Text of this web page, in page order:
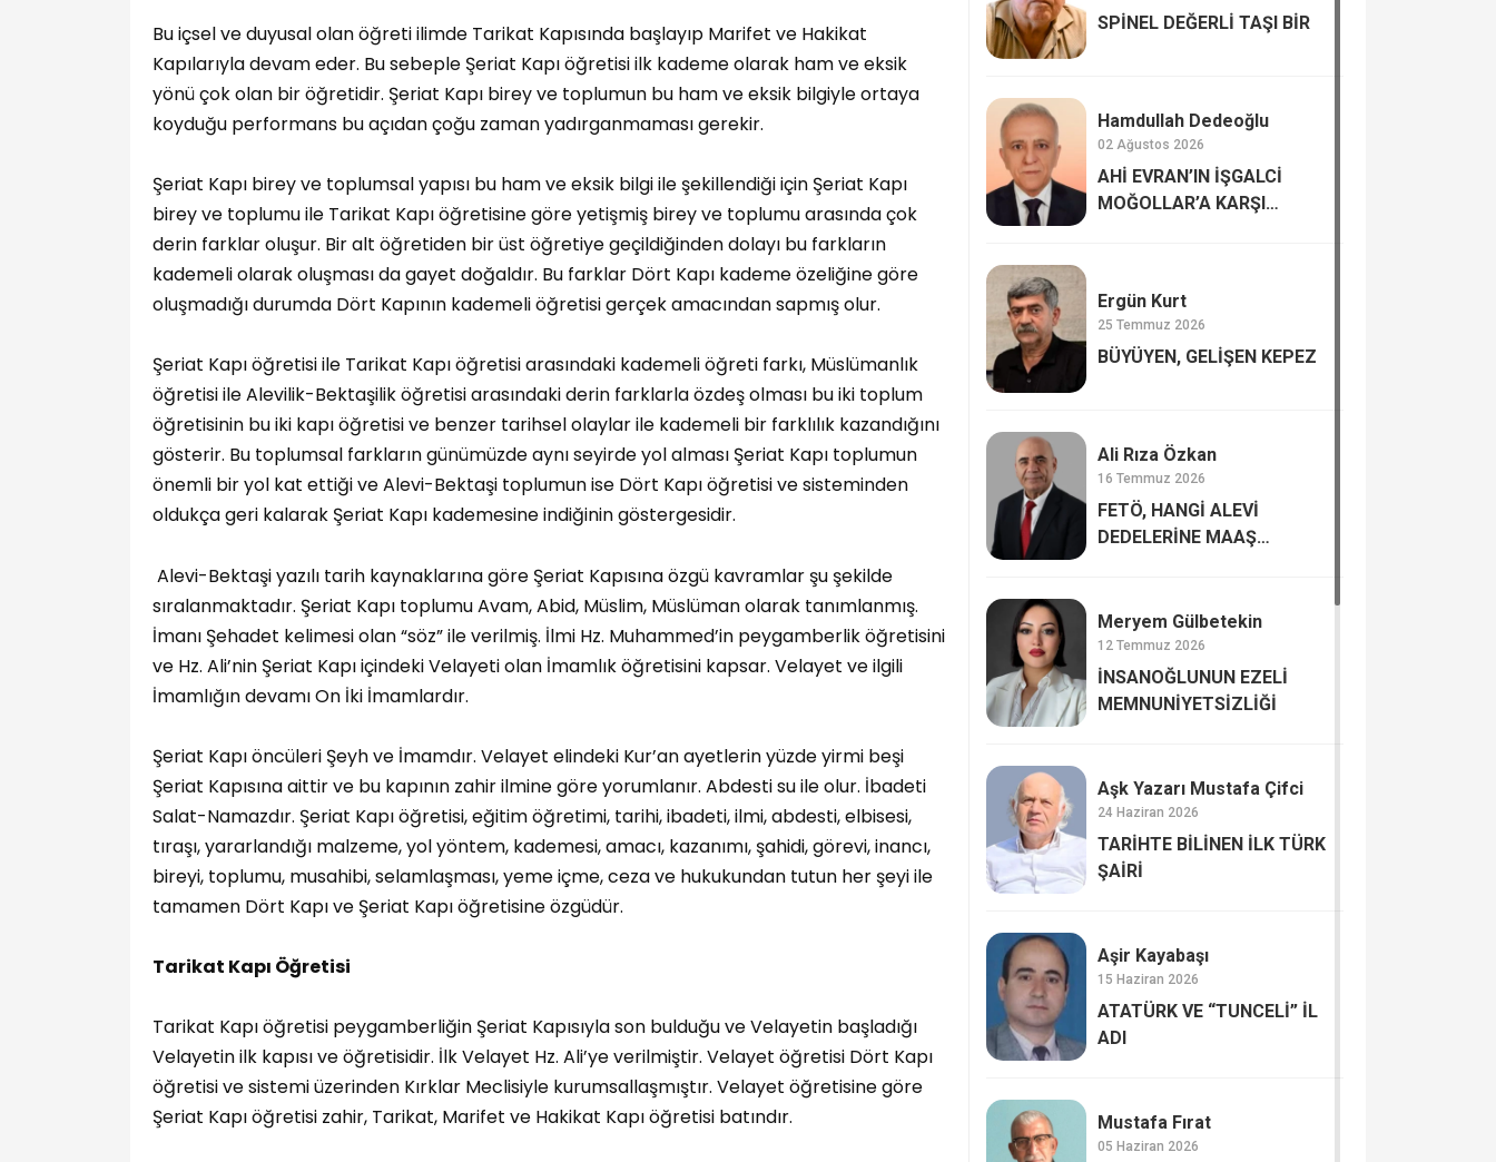
Bu içsel ve duyusal olan öğreti ilimde Tarikat Kapısında başlayıp Marifet ve Hakikat
Kapılarıyla devam eder. Bu sebeple Şeriat Kapı öğretisi ilk kademe olarak ham ve eksik
yönü çok olan bir öğretidir. Şeriat Kapı birey ve toplumun bu ham ve eksik bilgiyle ortaya
koyduğu performans bu açıdan çoğu zaman yadırganmaması gerekir.
Şeriat Kapı birey ve toplumsal yapısı bu ham ve eksik bilgi ile şekillendiği için Şeriat Kapı
birey ve toplumu ile Tarikat Kapı öğretisine göre yetişmiş birey ve toplumu arasında çok
derin farklar oluşur. Bir alt öğretiden bir üst öğretiye geçildiğinden dolayı bu farkların
kademeli olarak oluşması da gayet doğaldır. Bu farklar Dört Kapı kademe özeliğine göre
oluşmadığı durumda Dört Kapının kademeli öğretisi gerçek amacından sapmış olur.
Şeriat Kapı öğretisi ile Tarikat Kapı öğretisi arasındaki kademeli öğreti farkı, Müslümanlık
öğretisi ile Alevilik-Bektaşilik öğretisi arasındaki derin farklarla özdeş olması bu iki toplum
öğretisinin bu iki kapı öğretisi ve benzer tarihsel olaylar ile kademeli bir farklılık kazandığını
gösterir. Bu toplumsal farkların günümüzde aynı seyirde yol alması Şeriat Kapı toplumun
önemli bir yol kat ettiği ve Alevi-Bektaşi toplumun ise Dört Kapı öğretisi ve sisteminden
oldukça geri kalarak Şeriat Kapı kademesine indiğinin göstergesidir.
Alevi-Bektaşi yazılı tarih kaynaklarına göre Şeriat Kapısına özgü kavramlar şu şekilde
sıralanmaktadır. Şeriat Kapı toplumu Avam, Abid, Müslim, Müslüman olarak tanımlanmış.
İmanı Şehadet kelimesi olan “söz” ile verilmiş. İlmi Hz. Muhammed’in peygamberlik öğretisini
ve Hz. Ali’nin Şeriat Kapı içindeki Velayeti olan İmamlık öğretisini kapsar. Velayet ve ilgili
İmamlığın devamı On İki İmamlardır.
Şeriat Kapı öncüleri Şeyh ve İmamdır. Velayet elindeki Kur’an ayetlerin yüzde yirmi beşi
Şeriat Kapısına aittir ve bu kapının zahir ilmine göre yorumlanır. Abdesti su ile olur. İbadeti
Salat-Namazdır. Şeriat Kapı öğretisi, eğitim öğretimi, tarihi, ibadeti, ilmi, abdesti, elbisesi,
tıraşı, yararlandığı malzeme, yol yöntem, kademesi, amacı, kazanımı, şahidi, görevi, inancı,
bireyi, toplumu, musahibi, selamlaşması, yeme içme, ceza ve hukukundan tutun her şeyi ile
tamamen Dört Kapı ve Şeriat Kapı öğretisine özgüdür.
Tarikat Kapı Öğretisi
Tarikat Kapı öğretisi peygamberliğin Şeriat Kapısıyla son bulduğu ve Velayetin başladığı
Velayetin ilk kapısı ve öğretisidir. İlk Velayet Hz. Ali’ye verilmiştir. Velayet öğretisi Dört Kapı
öğretisi ve sistemi üzerinden Kırklar Meclisiyle kurumsallaşmıştır. Velayet öğretisine göre
Şeriat Kapı öğretisi zahir, Tarikat, Marifet ve Hakikat Kapı öğretisi batındır.
SPİNEL DEĞERLİ TAŞI BİR
Hamdullah Dedeoğlu
02 Ağustos 2026
AHİ EVRAN’IN İŞGALCİ
MOĞOLLAR’A KARŞI
Ergün Kurt
25 Temmuz 2026
BÜYÜYEN, GELİŞEN KEPEZ
Ali Rıza Özkan
16 Temmuz 2026
FETÖ, HANGİ ALEVİ
DEDELERİNE MAAŞ
Meryem Gülbetekin
12 Temmuz 2026
İNSANOĞLUNUN EZELİ
MEMNUNİYETSİZLİĞİ
Aşk Yazarı Mustafa Çifci
24 Haziran 2026
TARİHTE BİLİNEN İLK TÜRK
ŞAİRİ
Aşir Kayabaşı
15 Haziran 2026
ATATÜRK VE “TUNCELİ” İL
ADI
Mustafa Fırat
05 Haziran 2026